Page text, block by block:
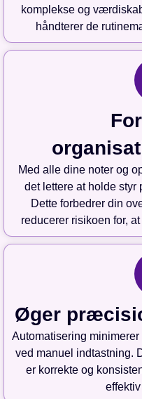
komplekse og
håndterer de
Med alle dine noter og
det lettere at holde styr
Dette forbedrer din
reducerer risikoen for,
Øger
Automatisering
ved manuel indtastning.
er korrekte og